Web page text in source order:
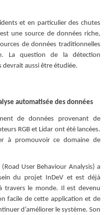
et en particulier des chutes
une source de données riche,
de données traditionnelles
La question de la détection
aussi être étudiée.
automatisée des données
de données provenant de
RGB et Lidar ont été lancées.
à promouvoir ce domaine de
User Behaviour Analysis) a
du projet InDeV et est déjà
travers le monde. Il est devenu
facile de cette application et de
d’améliorer le système. Son